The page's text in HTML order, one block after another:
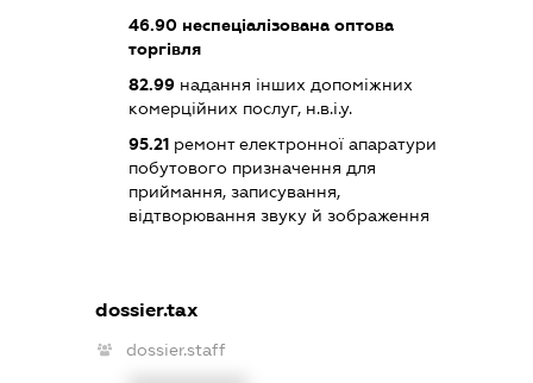
46.90 неспеціалізована оптова
торгівля
82.99 надання інших допоміжних
комерційних послуг, н.в.і.у.
95.21 ремонт електронної апаратури
побутового призначення для
приймання, записування,
відтворювання звуку й зображення
dossier.tax
dossier.staff